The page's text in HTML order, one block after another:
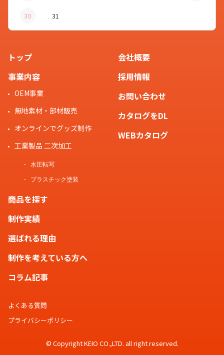
30 31
トップ
事業内容
OEM事業
無地素材・部材販売
オンラインでグッズ制作
工業製品 二次加工
水圧転写
プラスチック塗装
商品を探す
制作実績
選ばれる理由
制作を考えている方へ
コラム記事
会社概要
採用情報
お問い合わせ
カタログをDL
WEBカタログ
よくある質問
プライバシーポリシー
© Copyright KEIO CO.,LTD. all right reserved.